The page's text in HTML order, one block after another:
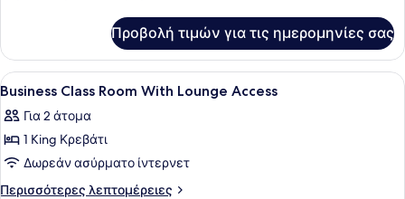
Spa
Suite
One
Bedroom
Spa
Προβολή τιμών για τις ημερομηνίες σας
Προβολή
όλων
των
φωτογραφιών
για
Business
Κλινοσκεπάσματα υψηλής
5
Business Class Room With Lounge Access
Για 2 άτομα
1 King Κρεβάτι
Δωρεάν ασύρματο ίντερνετ
Περισσότερες λεπτομέρειες
Περισσότερες